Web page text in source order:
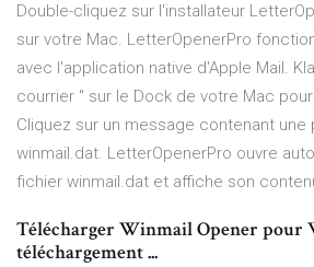
Double-cliquez sur l'installateur
sur votre Mac. LetterOpenerPro
avec l'application native d'Apple Mail.
courrier " sur le Dock de votre Mac
Cliquez sur un message contenant une
winmail.dat. LetterOpenerPro ouvre
fichier winmail.dat et affiche son
Télécharger Winmail Opener pour
téléchargement ...